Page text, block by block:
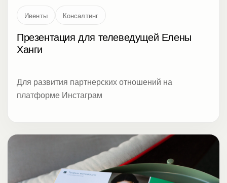
Ивенты Консалтинг
Презентация для телеведущей Елены
Ханги
Для развития партнерских отношений на
платформе Инстаграм